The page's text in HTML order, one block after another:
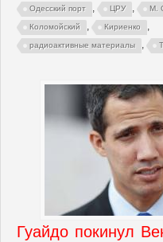
Одесский порт , ЦРУ , М.
Коломойский , Кириенко ,
радиоактивные материалы ,
Гуайдо покинул